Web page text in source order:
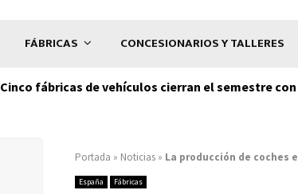
FÁBRICAS CONCESIONARIOS Y TALLERES
Cinco fábricas de vehículos cierran el semestre
Portada » Noticias » La producción de coches
España Fábricas